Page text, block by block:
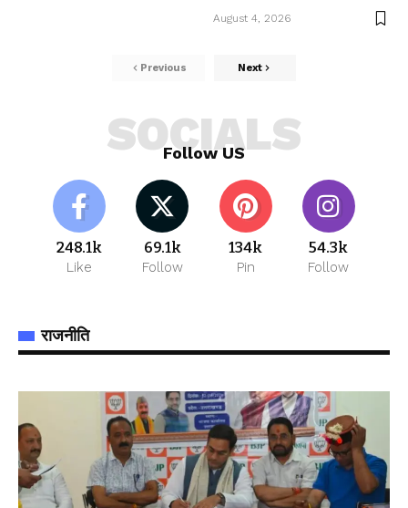
August 4, 2026
Previous Next
Follow US
SOCIALS
248.1k
Like
69.1k
Follow
134k
Pin
54.3k
Follow
राजनीति